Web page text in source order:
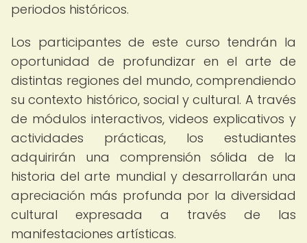
periodos históricos.
Los participantes de este curso tendrán la
oportunidad de profundizar en el arte de
distintas regiones del mundo, comprendiendo
su contexto histórico, social y cultural. A través
de módulos interactivos, videos explicativos y
actividades prácticas, los estudiantes
adquirirán una comprensión sólida de la
historia del arte mundial y desarrollarán una
apreciación más profunda por la diversidad
cultural expresada a través de las
manifestaciones artísticas.